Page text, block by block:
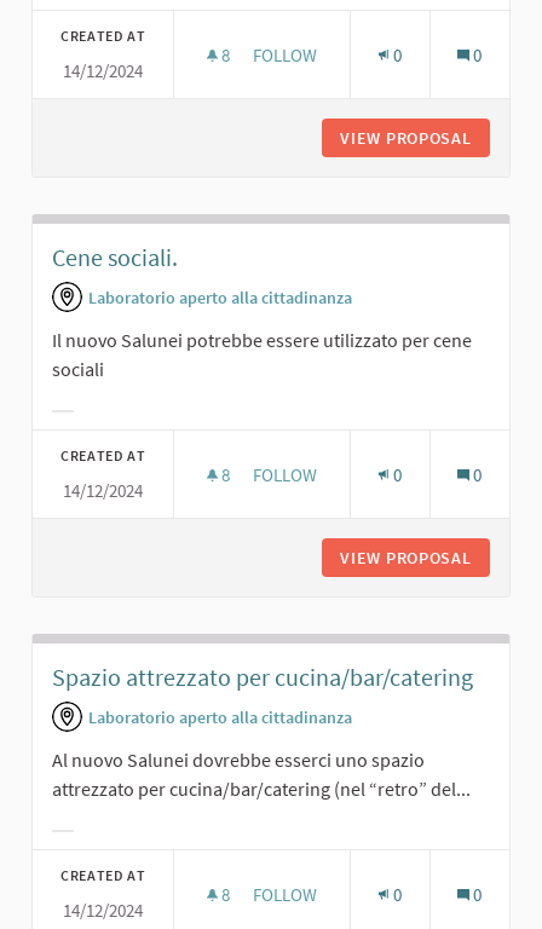
CREATED AT
14/12/2024
8 8 FOLLOWERS
FOLLOW 0 0
VIEW PROPOSAL
Cene sociali.
Laboratorio aperto alla cittadinanza
Il nuovo Salunei potrebbe essere utilizzato per cene
sociali
CREATED AT
14/12/2024
8 8 FOLLOWERS
FOLLOW 0 0
VIEW PROPOSAL
Spazio attrezzato per cucina/bar/catering
Laboratorio aperto alla cittadinanza
Al nuovo Salunei dovrebbe esserci uno spazio
attrezzato per cucina/bar/catering (nel “retro” del...
CREATED AT
14/12/2024
8 8 FOLLOWERS
FOLLOW 0 0